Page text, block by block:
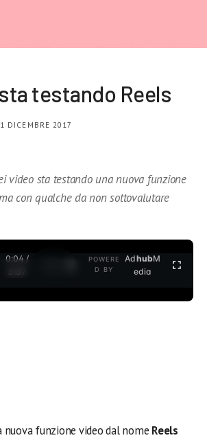
testando Reels
DICEMBRE 2017
video sta testando una nuova funzione
con qualche da non sottovalutare
0:05 /
3:37
POWERE
D BY
AdhubM
edia
funzione video dal nome Reels